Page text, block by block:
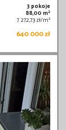
3 pokoje
88,00 m2
7 272,73 zł/m2
640 000 zł